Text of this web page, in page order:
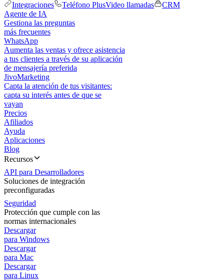
Integraciones
Teléfono PlusVideo llamadas
CRM
Agente de IA
Gestiona las preguntas
más frecuentes
WhatsApp
Aumenta las ventas y ofrece asistencia
a tus clientes a través de su aplicación
de mensajería preferida
JivoMarketing
Capta la atención de tus visitantes:
capta su interés antes de que se
vayan
Precios
Afiliados
Ayuda
Aplicaciones
Blog
Recursos
API para Desarrolladores
Soluciones de integración
preconfiguradas
Seguridad
Protección que cumple con las
normas internacionales
Descargar
para Windows
Descargar
para Mac
Descargar
para Linux